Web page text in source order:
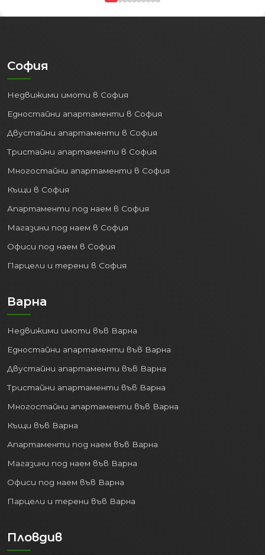
София
Недвижими имоти в София
Едностайни апартаменти в София
Двустайни апартаменти в София
Тристайни апартаменти в София
Многостайни апартаменти в София
Къщи в София
Апартаменти под наем в София
Магазини под наем в София
Офиси под наем в София
Парцели и терени в София
Варна
Недвижими имоти във Варна
Едностайни апартаменти във Варна
Двустайни апартаменти във Варна
Тристайни апартаменти във Варна
Многостайни апартаменти във Варна
Къщи във Варна
Апартаменти под наем във Варна
Магазини под наем във Варна
Офиси под наем във Варна
Парцели и терени във Варна
Пловдив